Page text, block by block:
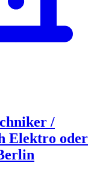
/
Elektro oder